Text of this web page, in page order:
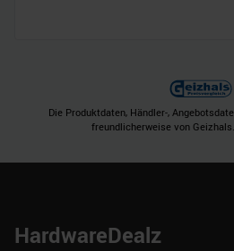
Die Produktdaten, Händler-,
freundlicherweise von
HardwareDealz